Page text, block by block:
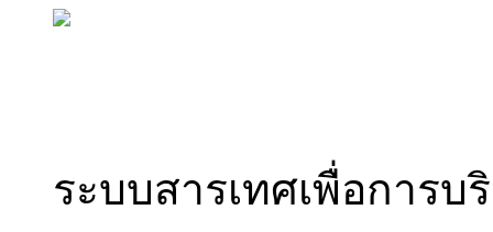
ระบบสารเทศเพื่อการบ